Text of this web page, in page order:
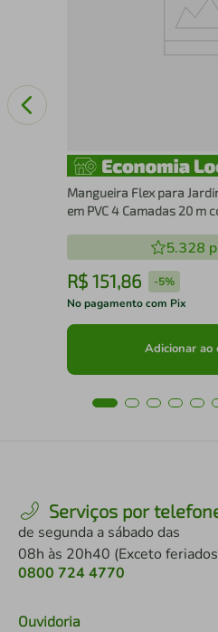
Mangueira Flex para
em PVC 4 Camadas 20 m
5.328
R$ 151,86 -5%
No pagamento com Pix
Adicionar ao
Serviços por
de segunda a sábado das
08h às 20h40 (Exceto
0800 724 4770
Ouvidoria